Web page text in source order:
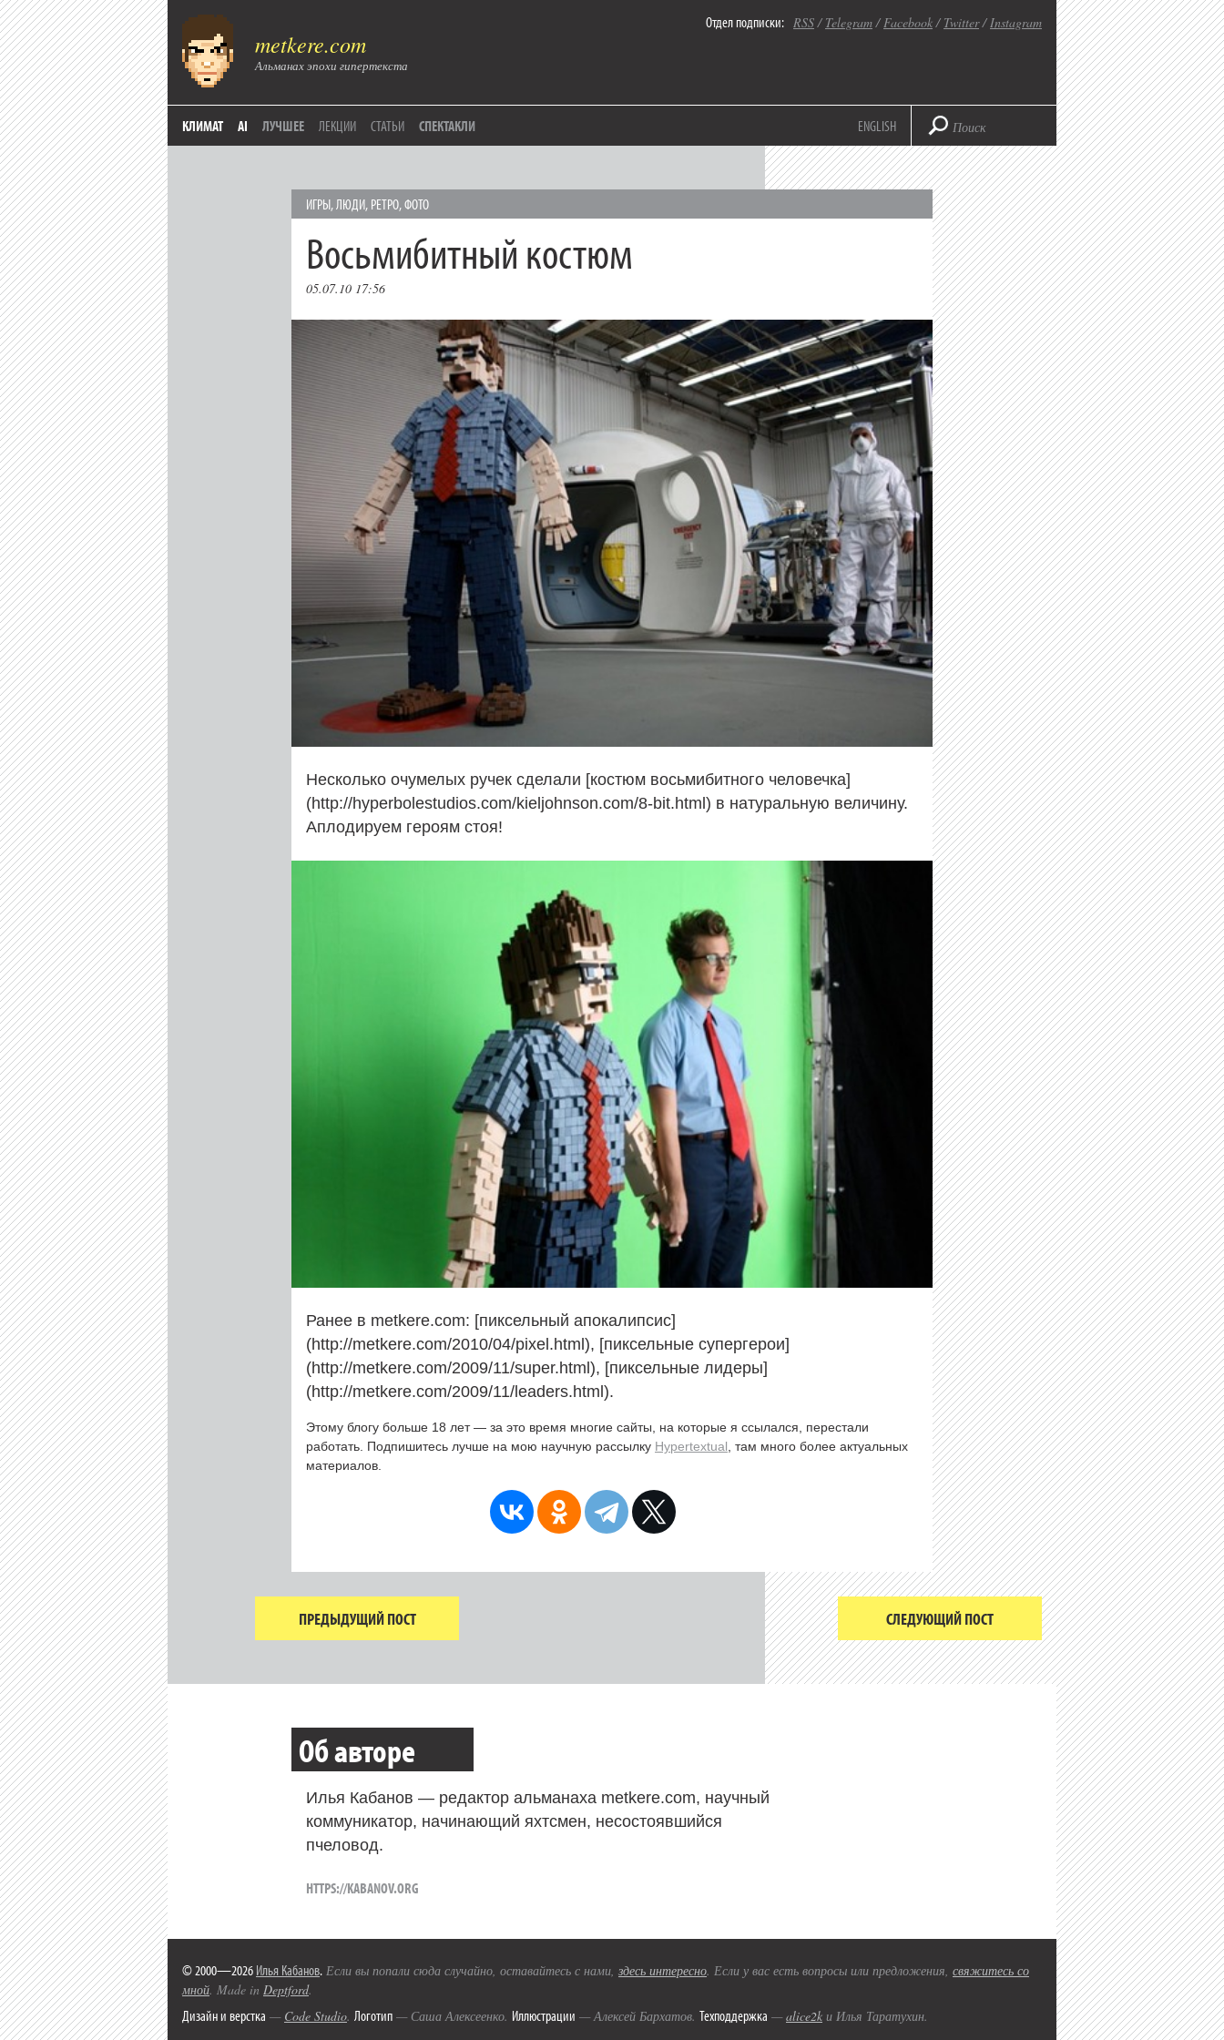
metkere.com
Альманах эпохи гипертекста
Отдел подписки: RSS/ Telegram/Facebook/ Twitter/Instagram
КЛИМАТ AI ЛУЧШЕЕ ЛЕКЦИИ СТАТЬИ СПЕКТАКЛИ ENGLISH
ИГРЫ,ЛЮДИ, РЕТРО,ФОТО
Восьмибитный костюм
05.07.10 17:56
Несколько очумелых ручек сделали [костюм восьмибитного человечка]
(http://hyperbolestudios.com/kieljohnson.com/8‑bit.html) в натуральную величину.
Аплодируем героям стоя!
Ранее в metkere.com: [пиксельный апокалипсис]
(http://metkere.com/2010/04/pixel.html), [пиксельные супергерои]
(http://metkere.com/2009/11/super.html), [пиксельные лидеры]
(http://metkere.com/2009/11/leaders.html).
Этому блогу больше 18 лет — за это время многие сайты, на которые я ссылался, перестали
работать. Подпишитесь лучше на мою научную рассылку Hypertextual , там много более актуальных
материалов.
ПРЕДЫДУЩИЙ ПОСТ СЛЕДУЮЩИЙ ПОСТ
Об авторе
Илья Кабанов — редактор альманаха metkere.com, научный
коммуникатор, начинающий яхтсмен, несостоявшийся
пчеловод.
HTTPS://KABANOV.ORG
© 2000—2026 Илья Кабанов. Если вы попали сюда случайно, оставайтесь с нами, здесь интересно. Если у вас есть вопросы или предложения, свяжитесь со
мной. Made in Deptford.
Дизайн и верстка — Code Studio. Логотип — Саша Алексеенко. Иллюстрации — Алексей Бархатов. Техподдержка —alice2k и Илья Таратухин.